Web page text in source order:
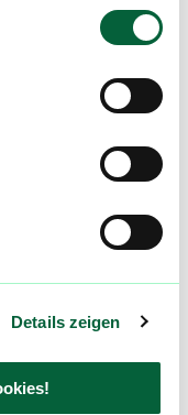
Details zeigen
Kommentaren
über
die